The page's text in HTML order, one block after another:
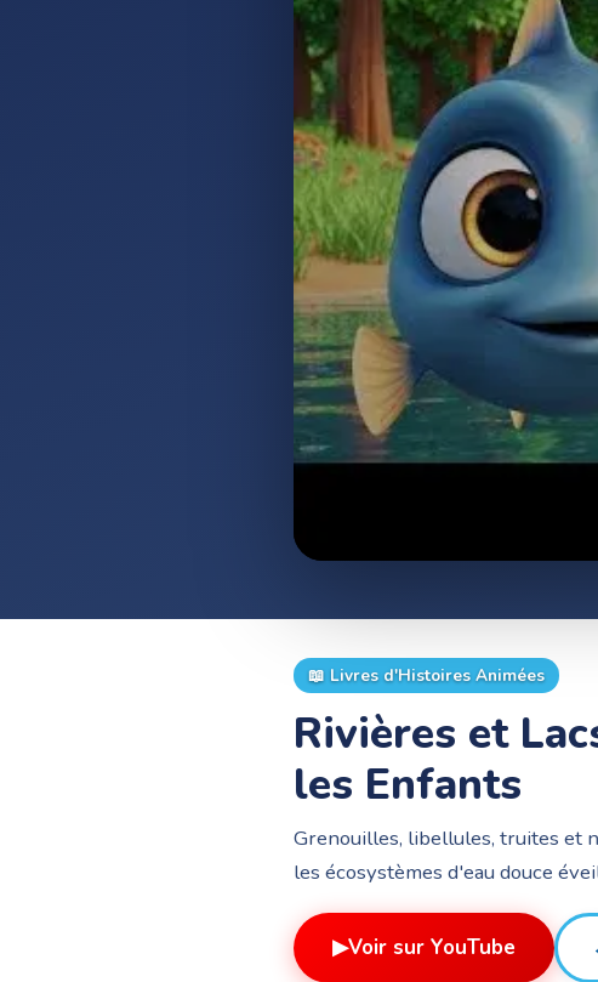
📖 Livres d'Histoires Animées
Rivières et
les Enfants
Grenouilles, libellules, truites et
les écosystèmes d'eau douce
▶Voir sur YouTube